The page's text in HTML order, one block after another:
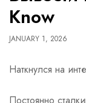
JANUARY 1, 2026
Know
Наткнулся на
Постоянно